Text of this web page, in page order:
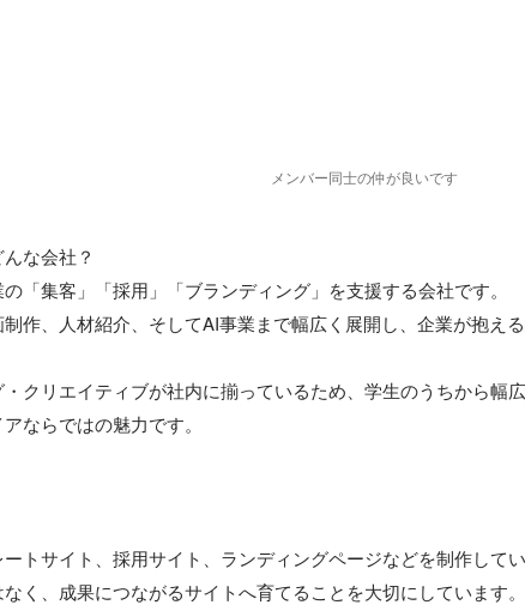
メンバー同士の仲が良いです
な会社？
「集客」「採用」「ブランディング」を支援する会社です。
作、人材紹介、そしてAI事業まで幅広く展開し、企業が抱え
クリエイティブが社内に揃っているため、学生のうちから幅
ならではの魅力です。
トサイト、採用サイト、ランディングページなどを制作してい
なく、成果につながるサイトへ育てることを大切にしています。